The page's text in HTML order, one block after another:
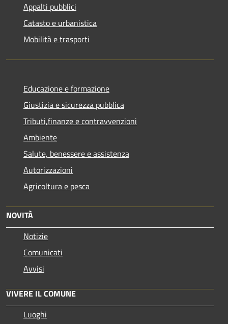
Appalti pubblici
Catasto e urbanistica
Mobilità e trasporti
Educazione e formazione
Giustizia e sicurezza pubblica
Tributi,finanze e contravvenzioni
Ambiente
Salute, benessere e assistenza
Autorizzazioni
Agricoltura e pesca
NOVITÀ
Notizie
Comunicati
Avvisi
VIVERE IL COMUNE
Luoghi